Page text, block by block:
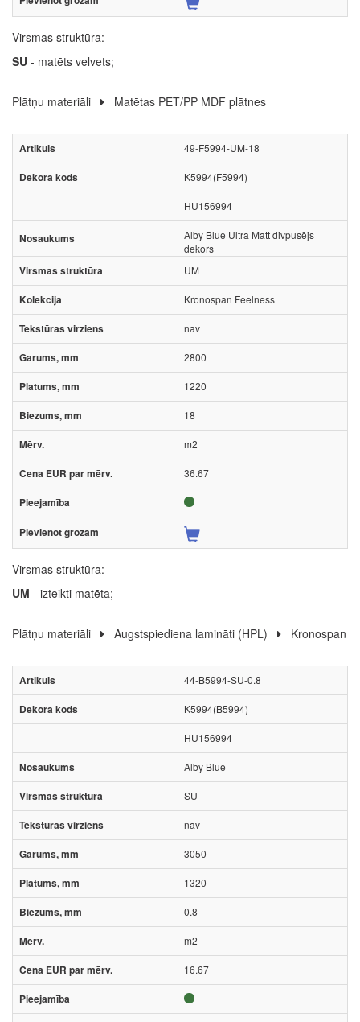
Virsmas struktūra:
SU - matēts velvets;
Plātņu materiāli Matētas PET/PP MDF plātnes
49-F5994-UM-18
K5994(F5994)
HU156994
Alby Blue Ultra Matt divpusējs
dekors
UM
Kronospan Feelness
nav
2800
1220
18
m2
36.67
Virsmas struktūra:
UM - izteikti matēta;
Plātņu materiāli Augstspiediena lamināti (HPL) Kronospan
44-B5994-SU-0.8
K5994(B5994)
HU156994
Alby Blue
SU
nav
3050
1320
0.8
m2
16.67